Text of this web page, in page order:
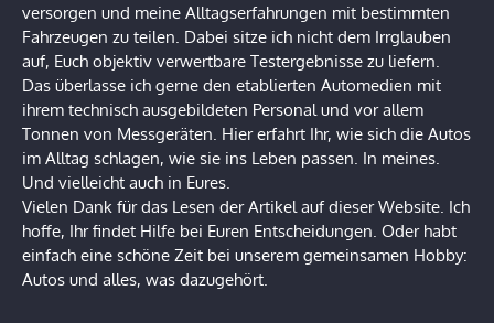
versorgen und meine Alltagserfahrungen mit bestimmten
Fahrzeugen zu teilen. Dabei sitze ich nicht dem Irrglauben
auf, Euch objektiv verwertbare Testergebnisse zu liefern.
Das überlasse ich gerne den etablierten Automedien mit
ihrem technisch ausgebildeten Personal und vor allem
Tonnen von Messgeräten. Hier erfahrt Ihr, wie sich die Autos
im Alltag schlagen, wie sie ins Leben passen. In meines.
Und vielleicht auch in Eures.
Vielen Dank für das Lesen der Artikel auf dieser Website. Ich
hoffe, Ihr findet Hilfe bei Euren Entscheidungen. Oder habt
einfach eine schöne Zeit bei unserem gemeinsamen Hobby:
Autos und alles, was dazugehört.